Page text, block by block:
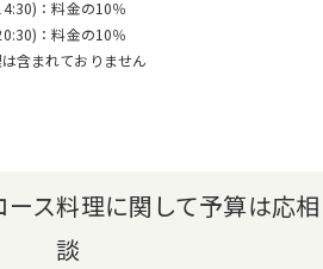
：料金の10％
：料金の10％
含まれておりません
ース料理に関して予算は応相
談